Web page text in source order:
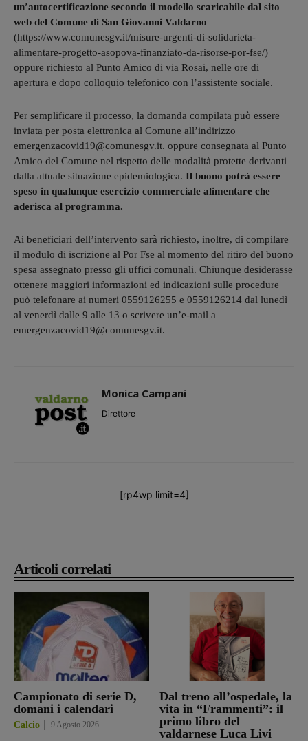
Articoli correlati
Campionato di serie D,
domani i calendari
Calcio 9 Agosto 2026
Dal treno all’ospedale, la
vita in “Frammenti”: il
primo libro del
valdarnese Luca Livi
un’autocertificazione secondo il modello scaricabile dal sito
web del Comune di San Giovanni Valdarno
(https://www.comunesgv.it/misure-urgenti-di-solidarieta-
alimentare-progetto-asopova-finanziato-da-risorse-por-fse/)
oppure richiesto al Punto Amico di via Rosai, nelle ore di
apertura e dopo colloquio telefonico con l’assistente sociale.
Per semplificare il processo, la domanda compilata può essere
inviata per posta elettronica al Comune all’indirizzo
emergenzacovid19@comunesgv.it. oppure consegnata al Punto
Amico del Comune nel rispetto delle modalità protette derivanti
dalla attuale situazione epidemiologica. Il buono potrà essere
speso in qualunque esercizio commerciale alimentare che
aderisca al programma.
Ai beneficiari dell’intervento sarà richiesto, inoltre, di compilare
il modulo di iscrizione al Por Fse al momento del ritiro del buono
spesa assegnato presso gli uffici comunali. Chiunque desiderasse
ottenere maggiori informazioni ed indicazioni sulle procedure
può telefonare ai numeri 0559126255 e 0559126214 dal lunedì
al venerdì dalle 9 alle 13 o scrivere un’e-mail a
emergenzacovid19@comunesgv.it.
Monica Campani
Direttore
[rp4wp limit=4]